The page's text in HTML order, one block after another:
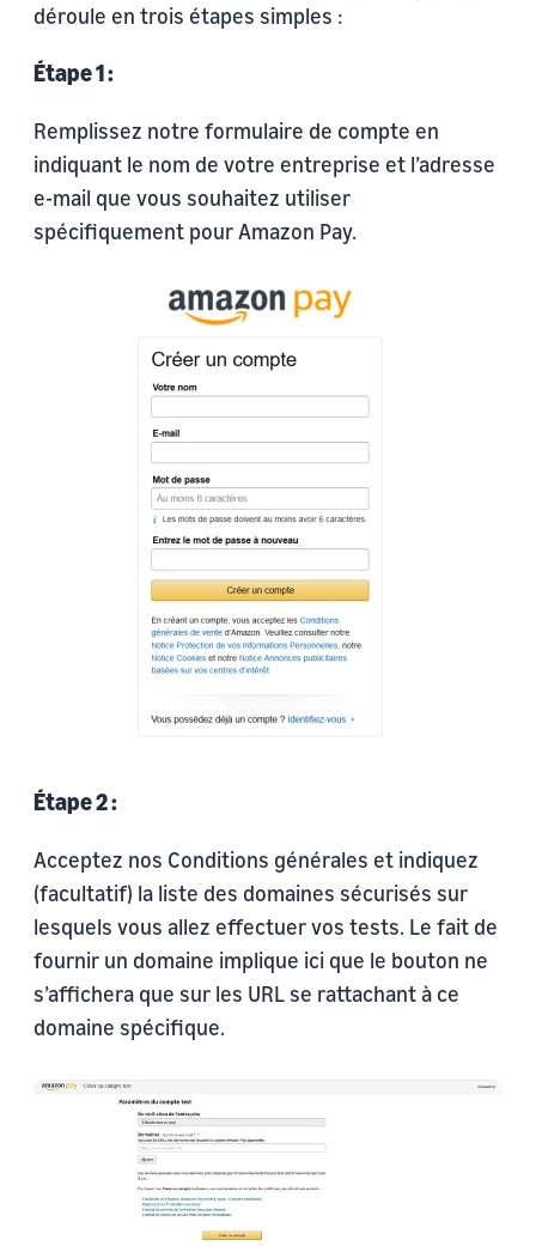
déroule en trois étapes simples :
Étape 1 :
Remplissez notre formulaire de compte en
indiquant le nom de votre entreprise et l’adresse
e-mail que vous souhaitez utiliser
spécifiquement pour Amazon Pay.
Étape 2 :
Acceptez nos Conditions générales et indiquez
(facultatif) la liste des domaines sécurisés sur
lesquels vous allez effectuer vos tests. Le fait de
fournir un domaine implique ici que le bouton ne
s’affichera que sur les URL se rattachant à ce
domaine spécifique.